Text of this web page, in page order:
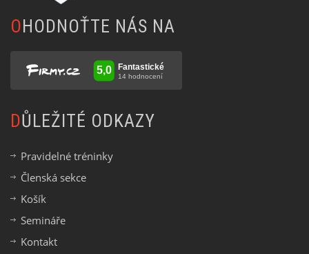
OHODNOŤTE NÁS NA
DŮLEŽITÉ ODKAZY
Pravidelné tréninky
Členská sekce
Košík
Semináře
Kontakt